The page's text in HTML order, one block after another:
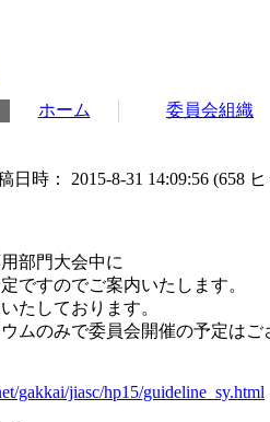
ホーム 委員会組織
日時： 2015-8-31 14:09:56 (658 ヒ
部門大会中に
ですのでご案内いたします。
たしております。
ムのみで委員会開催の予定はご
gakkai/jiasc/hp15/guideline_sy.html